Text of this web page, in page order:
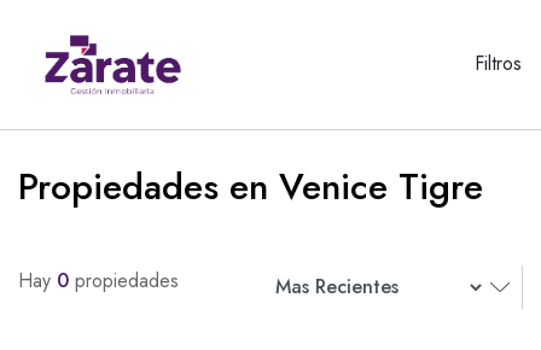
Filtros
Propiedades en Venice Tigre
Hay 0 propiedades